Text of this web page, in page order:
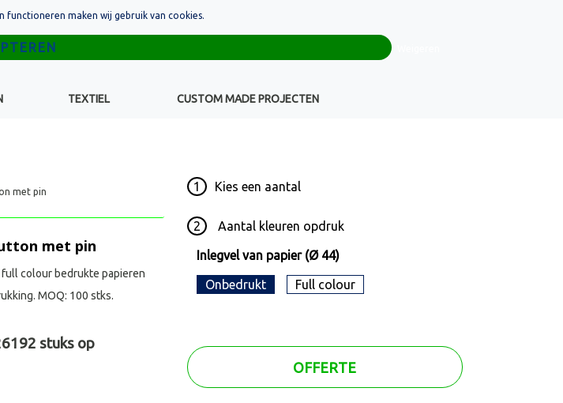
+32(0)16 43 54 19
TEXTIEL CUSTOM MADE PROJECTEN
met pin 1 Kies een aantal
2 Aantal kleuren opdruk
Inlegvel van papier (Ø 44)
Onbedrukt Full colour
OFFERTE
met pin
colour bedrukte papieren
MOQ: 100 stks.
stuks op
functioneren maken wij gebruik van cookies.